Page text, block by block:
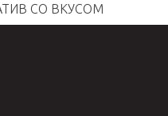
СО ВКУСОМ